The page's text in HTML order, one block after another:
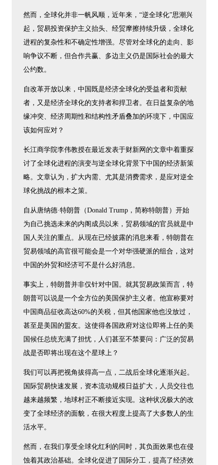
然而，全球化并非一帆风顺，近年来，“逆全球化”思潮兴
起，贸易投资保护主义抬头、经贸摩擦持续升级，全球化
进程的复杂性和不确定性增强。尽管对全球化的走向、影
响争议不断，但合作共赢、多边主义仍是国际社会的最大
公约数。
自改革开放以来，中国既是经济全球化的受益者和贡献
者，又是经济全球化的支持者和捍卫者。在日益复杂的地
缘冲突、经济周期性和结构性矛盾叠加的环境下，中国应
该如何应对？
长江商学院李伟教授在最近发表于财新网的文章中着重探
讨了全球化进程的演变与逆全球化背景下中国的经济新策
略。文章认为，扩大内需、尤其是消费需求，是应对逆全
球化挑战的根本之策。
自从唐纳德·特朗普（Donald Trump，简称特朗普）开始
为自己挑选未来的内阁成员以来，贸易领域的官员就是中
国人关注的重点。从现在已经披露的消息来看，特朗普在
贸易领域的高官很可能会是一个对华强硬派的组合，这对
中国的外贸和经济可不是什么好消息。
事实上，特朗普并非仅针对中国。就其贸易政策而言，特
朗普可以说是一个全方位的美国保护主义者。他宣称要对
中国商品征收高达60%的关税，但其他国家他也没放过，
甚至是美国的盟友。这使得各国政府对这位即将上任的美
国候任总统充满了担忧，人们甚至不禁要问：广泛的贸易
战是否即将出现在这个星球上？
我们可以再把视角拔得高一点，二战后全球化逐渐兴起。
国际贸易快速发展，资本流动规模日益扩大，人员交往也
越来越频繁，地球村正不断接近实现。这种状况极大的改
变了全球经济的面貌，在很大程度上提高了大多数人的生
活水平。
然而，在我们享受全球化红利的同时，其负面效果也在侵
蚀着其政治基础。全球化促进了国际分工，提高了经济效